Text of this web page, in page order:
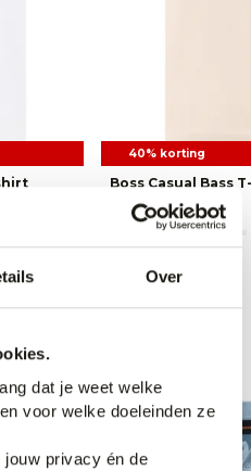
Over
dat je weet welke
voor welke doeleinden ze
jouw privacy én de
40% korting
Boss Casual Bass
69,95
41,95